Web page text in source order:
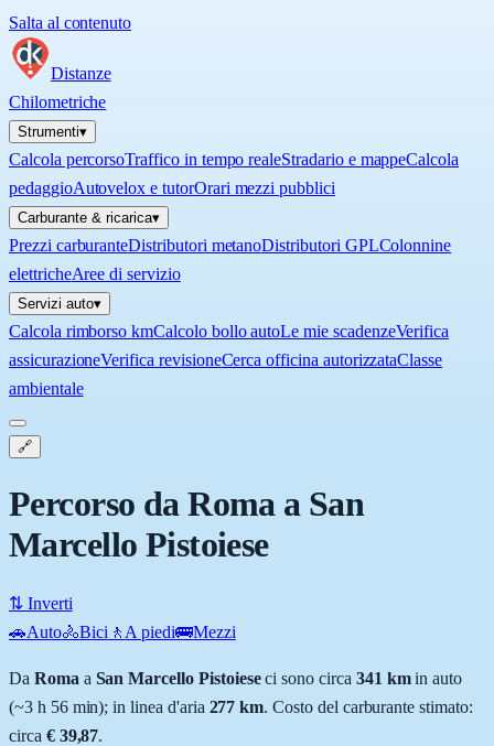
Salta al contenuto
Distanze
Chilometriche
Strumenti▾
Calcola percorsoTraffico in tempo realeStradario e mappeCalcola
pedaggioAutovelox e tutorOrari mezzi pubblici
Carburante & ricarica▾
Prezzi carburanteDistributori metanoDistributori GPLColonnine
elettricheAree di servizio
Servizi auto▾
Calcola rimborso kmCalcolo bollo autoLe mie scadenzeVerifica
assicurazioneVerifica revisioneCerca officina autorizzataClasse
ambientale
🔗
Percorso da Roma a San
Marcello Pistoiese
⇅ Inverti
🚗Auto🚴Bici 🚶 A piedi🚌Mezzi
Da Roma a San Marcello Pistoieseci sono circa 341 kmin auto
(~3 h 56 min); in linea d'aria 277 km. Costo del carburante stimato:
circa € 39,87.